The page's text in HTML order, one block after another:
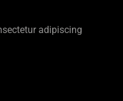
adipiscing